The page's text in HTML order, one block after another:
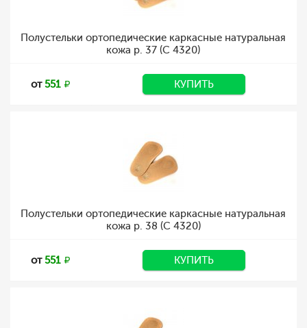
Полустельки ортопедические каркасные натуральная
кожа р. 37 (C 4320)
от551 КУПИТЬ
Полустельки ортопедические каркасные натуральная
кожа р. 38 (C 4320)
от551 КУПИТЬ